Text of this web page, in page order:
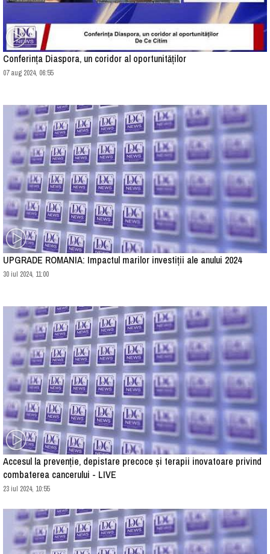
Conferința Diaspora, un coridor al oportunităților
07 aug 2024, 06:55
UPGRADE ROMANIA: Impactul marilor investiții ale anului 2024
30 iul 2024, 11:00
Accesul la prevenție, depistare precoce și terapii inovatoare privind
combaterea cancerului - LIVE
23 iul 2024, 10:55